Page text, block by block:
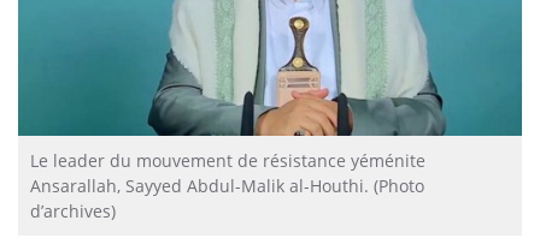
Le leader du mouvement de résistance yéménite
Ansarallah, Sayyed Abdul-Malik al-Houthi. (Photo
d’archives)